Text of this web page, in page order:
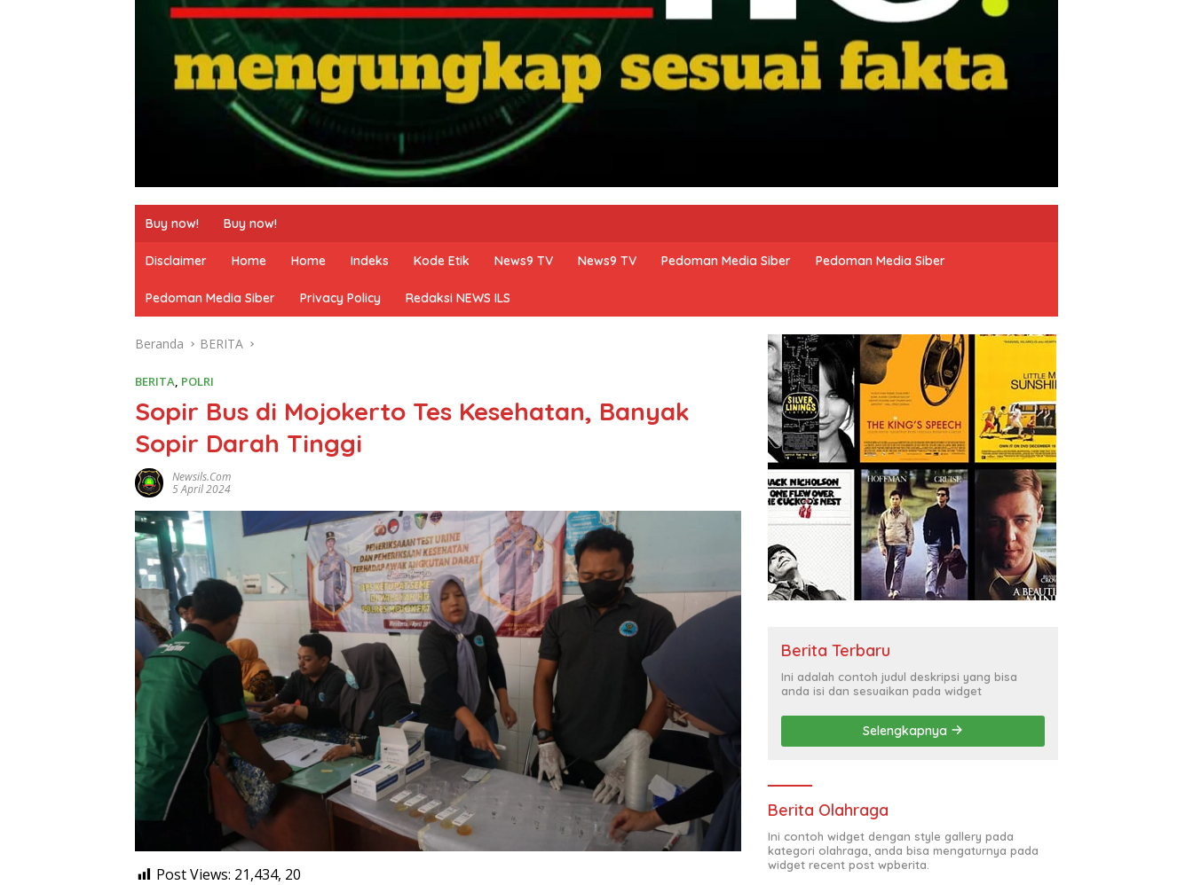
Buy now! Buy now!
Disclaimer Home Home Indeks Kode Etik News9 TV News9 TV Pedoman Media Siber Pedoman Media Siber
Pedoman Media Siber Privacy Policy Redaksi NEWS ILS
Beranda BERITA
BERITA POLRI
Sopir Bus di Mojokerto Tes Kesehatan, Banyak
Sopir Darah Tinggi
Newsils.com
5 April 2024
Post Views: 21,434, 20
Berita Terbaru
Ini adalah contoh judul deskripsi yang bisa
anda isi dan sesuaikan pada widget
Selengkapnya
Berita Olahraga
Ini contoh widget dengan style gallery pada
kategori olahraga, anda bisa mengaturnya pada
widget recent post wpberita.